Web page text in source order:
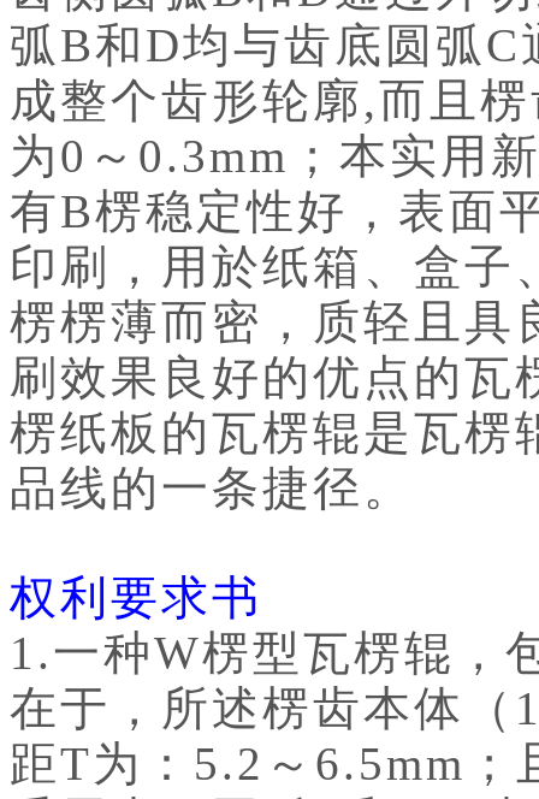
弧B和D均与齿底圆弧
成整个齿形轮廓,而且
为0～0.3mm；本实用
有B楞稳定性好，表面
印刷，用於纸箱、盒子
楞楞薄而密，质轻且具
刷效果良好的优点的瓦
楞纸板的瓦楞辊是瓦楞
品线的一条捷径。
权利要求书
1.一种W楞型瓦楞辊，
在于，所述楞齿本体（
距T为：5.2～6.5mm